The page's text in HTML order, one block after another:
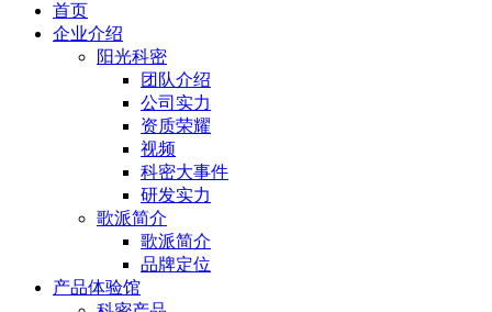
首页
企业介绍
阳光科密
团队介绍
公司实力
资质荣耀
视频
科密大事件
研发实力
歌派简介
歌派简介
品牌定位
产品体验馆